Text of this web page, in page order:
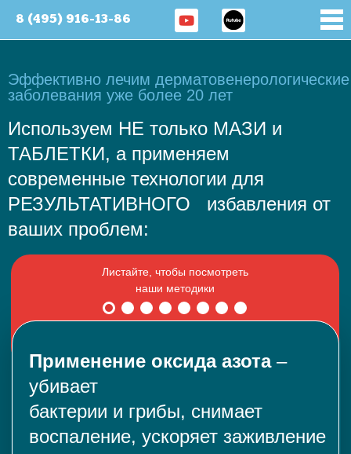
8 (495) 916-13-86
Эффективно лечим дерматовенерологические
заболевания уже более 20 лет
Используем НЕ только МАЗИ и
ТАБЛЕТКИ, а применяем
современные технологии для
РЕЗУЛЬТАТИВНОГО избавления от
ваших проблем:
Применение оксида азота–
убивает
бактерии и грибы, снимает
воспаление, ускоряет заживление